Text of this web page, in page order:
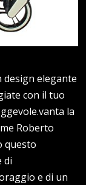
design elegante
con il tuo
la
Roberto
questo
di
e di un